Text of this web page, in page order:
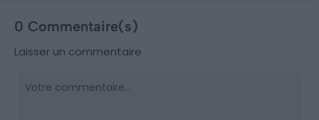
0 Commentaire(s)
Laisser un commentaire